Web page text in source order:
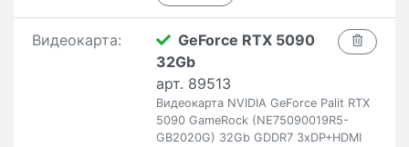
Видеокарта:
GeForce RTX 5090
32Gb
арт. 89513
Видеокарта NVIDIA GeForce Palit RTX
5090 GameRock (NE75090019R5-
GB2020G) 32Gb GDDR7 3xDP+HDMI